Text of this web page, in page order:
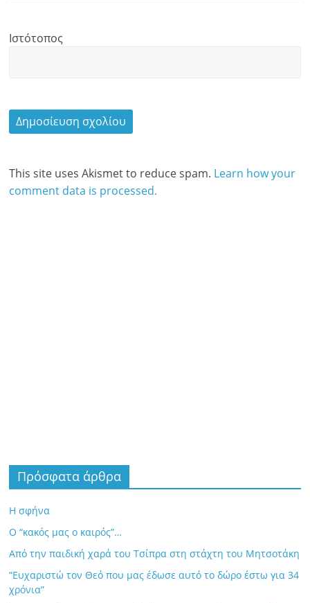
Ιστότοπος
This site uses Akismet to reduce spam. Learn how your
comment data is processed.
Πρόσφατα άρθρα
Η σφήνα
Ο “κακός μας ο καιρός”…
Από την παιδική χαρά του Τσίπρα στη στάχτη του Μητσοτάκη
“Ευχαριστώ τον Θεό που μας έδωσε αυτό το δώρο έστω για 34
χρόνια”